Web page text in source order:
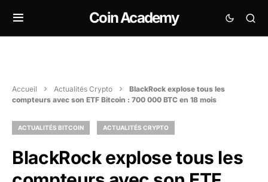
Coin Academy
Accueil Actualités Crypto
BlackRock explose tous les
compteurs avec son ETF Bitcoin : 700 000 BTC en 18 mois
ACTUALITÉS BITCOIN ACTUALITÉS CRYPTO
BlackRock explose tous les